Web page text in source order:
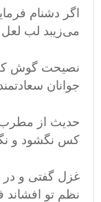
اگر دشنام
می‌زیبد لب
نصیحت گوش کن
جوانان
حدیث از مطرب
کس نگشود و
غزل گفتی و در
نظم تو افشاند